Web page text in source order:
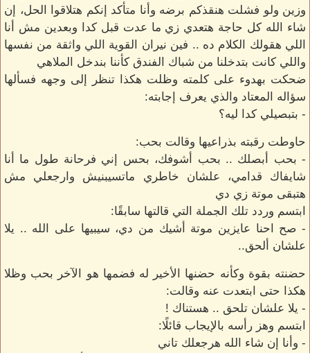
وزين ولو فشلت هنقذكم برضه وأنا متأكد إنكم هتلاقوا الحل، إن
شاء الله كل حاجة هتعدي زي ما عدت قبل كدا وبعدين مش أنا
اللي هقولك الكلام ده .. فين نيران القوية اللي واثقة من نفسها
واللي كانت بتدخلنا من شباك الفندق كأننا بندخل الملاهي
ضحكت بهدوء على كلمته وظلت هكذا تنظر إلى وجهه فسألها
سؤاله المعتاد والذي يعرف إجابته:
- بتبصيلي كدا ليه؟
حاوطت رقبته بذراعيها وقالت بحب:
- بحب أبصلك .. بحب أشوفك، بحس إني فرحانة طول ما أنا
شايفاك قدامي، علشان خاطري ماتسيبنيش وارجعلي مش
هتبقى موتة زي دي
ابتسم وردد تلك الجملة التي قالتها سابقًا:
- صح احنا عايزين موتة أشيك من دي، سيبيها على الله .. يلا
علشان ألحق..
حضنته بقوة وكأنه حضنها الأخير له فضمها هو الآخر بحب وظلا
هكذا حتى ابتعدت عنه وقالت:
- يلا علشان تلحق .. هستناك !
ابتسم وهز رأسه بالإيجاب قائلًا:
- وأنا إن شاء الله هرجعلك تاني